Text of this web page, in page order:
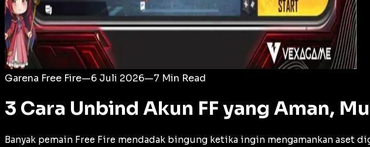
Garena Free Fire—6 Juli 2026—7 Min Read
3 Cara Unbind Akun FF yang Aman,
Banyak pemain Free Fire mendadak bingung ketika ingin mengamankan aset